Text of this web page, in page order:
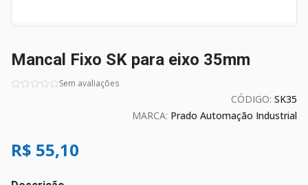
Mancal Fixo SK para eixo 35mm
Sem avaliações
CÓDIGO: SK35
MARCA: Prado Automação Industrial
R$ 55,10